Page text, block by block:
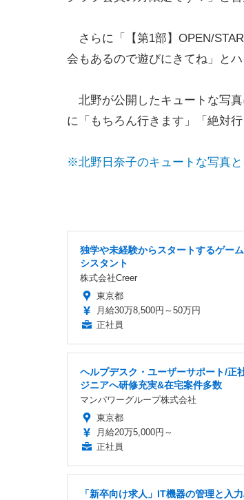
さらに「【第1部】OPEN/
会もあるので遊びにきてね」と
北野が公開したキュートな写
に「もちろん行きます」「絶対
※北野日奈子のキュートな写真と
独学や未経験からスタートするゲー
シスタント
株式会社Creer
東京都
月給30万8,500円～50万円
正社員
ヘルプデスク・ユーザーサポート/正
ジニアへ研修充実&在宅案件多数
マンパワーグループ株式会社
東京都
月給20万5,000円～
正社員
「新卒向け求人」IT機器の管理と入